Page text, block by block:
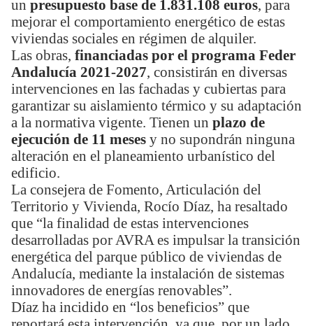
un presupuesto base de 1.831.108 euros, para
mejorar el comportamiento energético de estas
viviendas sociales en régimen de alquiler.
Las obras, financiadas por el programa Feder
Andalucía 2021-2027, consistirán en diversas
intervenciones en las fachadas y cubiertas para
garantizar su aislamiento térmico y su adaptación
a la normativa vigente. Tienen un plazo de
ejecución de 11 meses y no supondrán ninguna
alteración en el planeamiento urbanístico del
edificio.
La consejera de Fomento, Articulación del
Territorio y Vivienda, Rocío Díaz, ha resaltado
que “la finalidad de estas intervenciones
desarrolladas por AVRA es impulsar la transición
energética del parque público de viviendas de
Andalucía, mediante la instalación de sistemas
innovadores de energías renovables”.
Díaz ha incidido en “los beneficios” que